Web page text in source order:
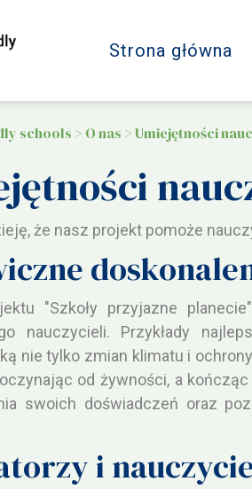
Strona główna
schools > O nas >Umiejętności
że nasz projekt pomoże
"Szkoły przyjazne
nauczycieli. Przykłady
nie tylko zmian klimatu i
od żywności, a
swoich doświadczeń oraz
i